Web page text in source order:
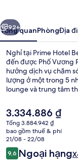
Tiếp
92+
Tổng quanPhòngĐịa
Nghỉ tại Prime Hotel
đến được Phố Vương
hưởng dịch vụ chăm
lượng ở một trong 5
lounge và trung tâm
tình. Dịch vụ giao
cách Ga Đông Tứ vài
phút.
Giá
hiện
tại
là
3.334.886 ₫
3.334.886 ₫
Tổng 3.884.942 ₫
bao gồm thuế & phí
21/08 - 22/08
Nhận
xét
9,69,6 trên 10,
Ngoại hạng